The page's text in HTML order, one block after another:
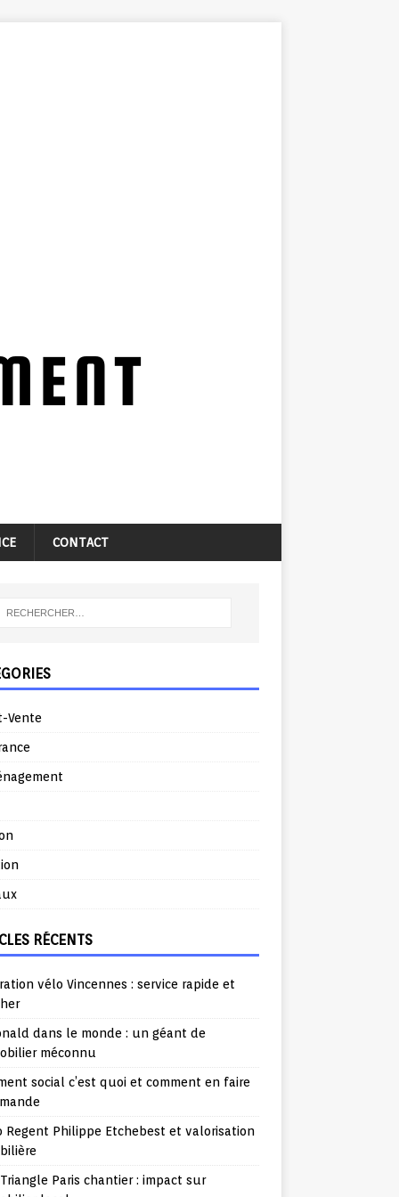
CONTACT
Vente
RÉCENTS
vélo Vincennes : service rapide et
dans le monde : un géant de
méconnu
social c’est quoi et comment en faire
Regent Philippe Etchebest et valorisation
Paris chantier : impact sur